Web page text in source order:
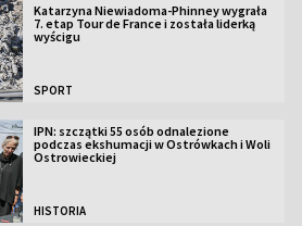
Katarzyna Niewiadoma-Phinney wygrała
7. etap Tour de France i została liderką
wyścigu
SPORT
IPN: szczątki 55 osób odnalezione
podczas ekshumacji w Ostrówkach i Woli
Ostrowieckiej
HISTORIA